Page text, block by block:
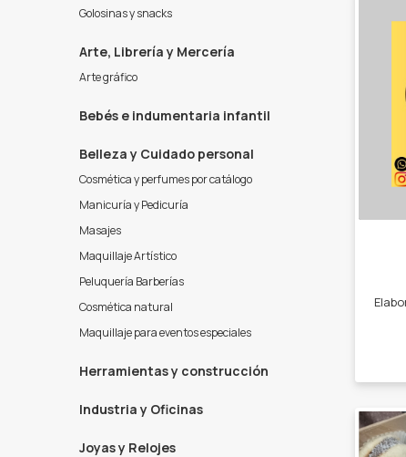
Golosinas y snacks
Arte, Librería y Mercería
Arte gráfico
Bebés e indumentaria infantil
Belleza y Cuidado personal
Cosmética y perfumes por catálogo
Manicuría y Pedicuría
Masajes
Maquillaje Artístico
Peluquería Barberías
Cosmética natural
Maquillaje para eventos especiales
Herramientas y construcción
Industria y Oficinas
Joyas y Relojes